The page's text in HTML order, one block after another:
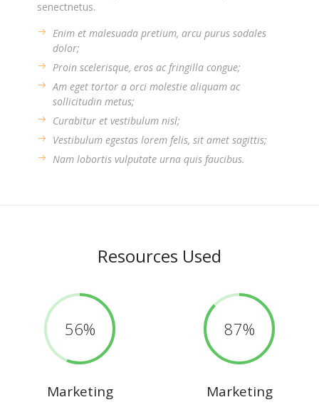
senectnetus.
Enim et malesuada pretium, arcu purus sodales
dolor;
Proin scelerisque, eros ac fringilla congue;
Am eget tortor a orci molestie aliquam ac
sollicitudin metus;
Curabitur et vestibulum nisl;
Vestibulum egestas lorem felis, sit amet sagittis;
Nam lobortis vulputate urna quis faucibus.
Resources Used
56
Marketing
87
Marketing